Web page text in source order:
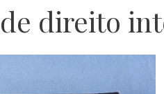
direito